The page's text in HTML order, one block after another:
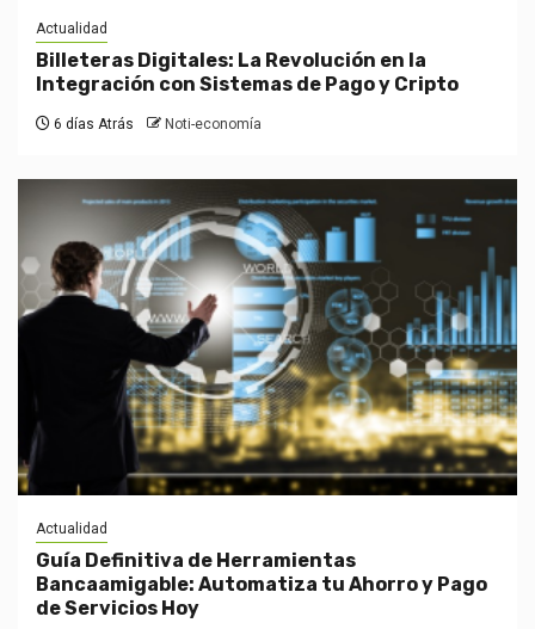
Actualidad
Billeteras Digitales: La Revolución en la
Integración con Sistemas de Pago y Cripto
6 días Atrás Noti-economía
Actualidad
Guía Definitiva de Herramientas
Bancaamigable: Automatiza tu Ahorro y Pago
de Servicios Hoy